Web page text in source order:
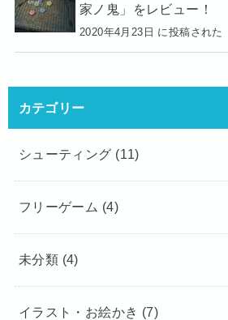
家ノ鬼」をレビュー！
2020年4月23日 に投稿された
カテゴリー
シューティング (11)
フリーゲーム (4)
未分類 (4)
イラスト・お絵かき (7)